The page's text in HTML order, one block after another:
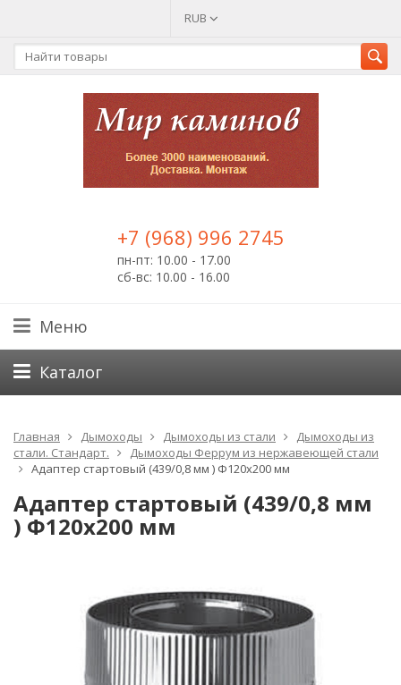
RUB
+7 (968) 996 2745
пн-пт: 10.00 - 17.00
сб-вс: 10.00 - 16.00
Меню
Каталог
Главная Дымоходы Дымоходы из стали
Дымоходы из
стали. Стандарт.
Дымоходы Феррум из нержавеющей стали
Адаптер стартовый (439/0,8 мм ) Ф120х200 мм
Адаптер стартовый (439/0,8 мм
) Ф120х200 мм